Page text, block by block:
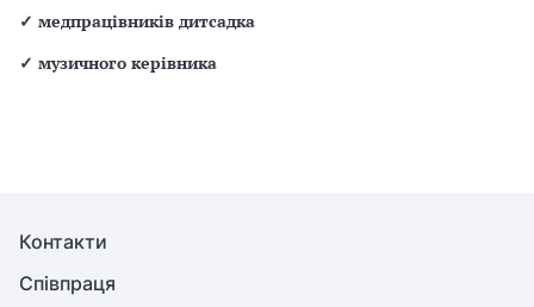
✓ медпрацівників дитсадка
✓ музичного керівника
Контакти
Співпраця